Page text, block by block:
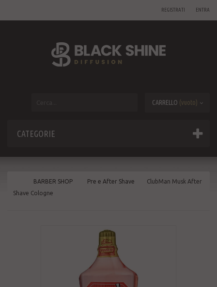
ENTRA
REGISTRATI
CARRELLO (vuoto)
CATEGORIE
BARBER SHOP Pre e After Shave
ClubMan Musk After
Shave Cologne